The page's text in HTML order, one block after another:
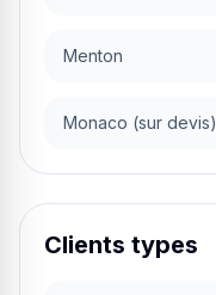
Menton
Monaco (sur devis)
Clients types